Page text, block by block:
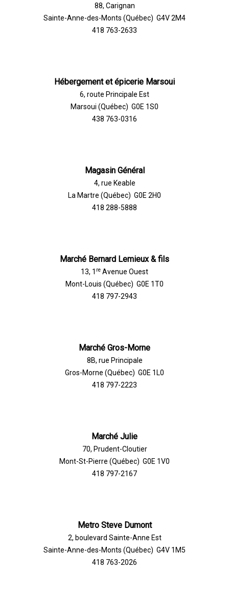
88, Carignan
Sainte-Anne-des-Monts (Québec) G4V 2M4
418 763-2633
Hébergement et épicerie Marsoui
6, route Principale Est
Marsoui (Québec) G0E 1S0
438 763-0316
Magasin Général
4, rue Keable
La Martre (Québec) G0E 2H0
418 288-5888
Marché Bernard Lemieux & fils
13, 1 re Avenue Ouest
Mont-Louis (Québec) G0E 1T0
418 797-2943
Marché Gros-Morne
8B, rue Principale
Gros-Morne (Québec) G0E 1L0
418 797-2223
Marché Julie
70, Prudent-Cloutier
Mont-St-Pierre (Québec) G0E 1V0
418 797-2167
Metro Steve Dumont
2, boulevard Sainte-Anne Est
Sainte-Anne-des-Monts (Québec) G4V 1M5
418 763-2026